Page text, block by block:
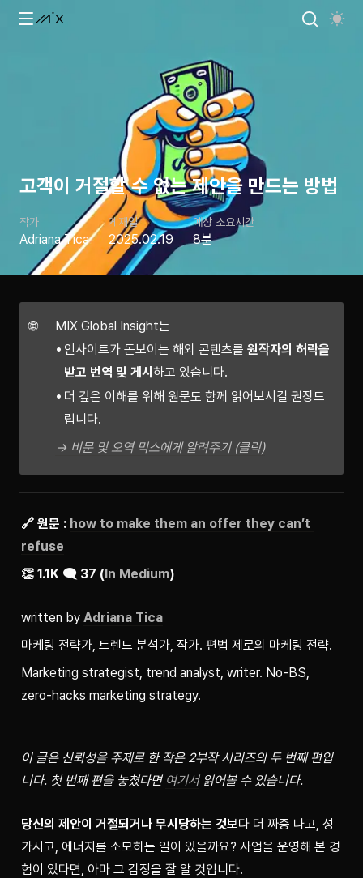
고객이 거절할 수 없는 제안을 만드는 방법
작가
Adriana Tica
게재일
2025.02.19
예상 소요시간
8분
🌐
MIX Global Insight는
인사이트가 돋보이는 해외 콘텐츠를원작자의 허락을
받고 번역 및 게시하고 있습니다.
더 깊은 이해를 위해 원문도 함께 읽어보시길 권장드
립니다.
→ 비문 및 오역 믹스에게 알려주기 (클릭)
🔗 원문 : how to make them an offer they can’t
refuse
👏 1.1K 🗨️ 37 (In Medium)
written by Adriana Tica
마케팅 전략가, 트렌드 분석가, 작가. 편법 제로의 마케팅 전략.
Marketing strategist, trend analyst, writer. No-BS,
zero-hacks marketing strategy.
이 글은 신뢰성을 주제로 한 작은 2부작 시리즈의 두 번째 편입
니다. 첫 번째 편을 놓쳤다면 여기서 읽어볼 수 있습니다.
당신의 제안이 거절되거나 무시당하는 것보다 더 짜증 나고, 성
가시고, 에너지를 소모하는 일이 있을까요? 사업을 운영해 본 경
험이 있다면, 아마 그 감정을 잘 알 것입니다.